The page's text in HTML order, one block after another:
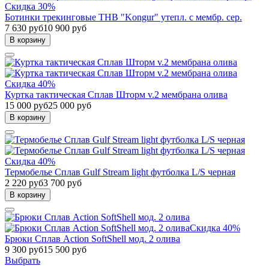
Скидка 30%
Ботинки трекинговые THB "Kongur" утепл. с мембр. сер.
7 630 руб10 900 руб
В корзину
Скидка 40%
Куртка тактическая Сплав Шторм v.2 мембрана олива
15 000 руб25 000 руб
В корзину
Скидка 40%
Термобелье Сплав Gulf Stream light футболка L/S черная
2 220 руб3 700 руб
В корзину
Скидка 40%
Брюки Сплав Action SoftShell мод. 2 олива
9 300 руб15 500 руб
Выбрать